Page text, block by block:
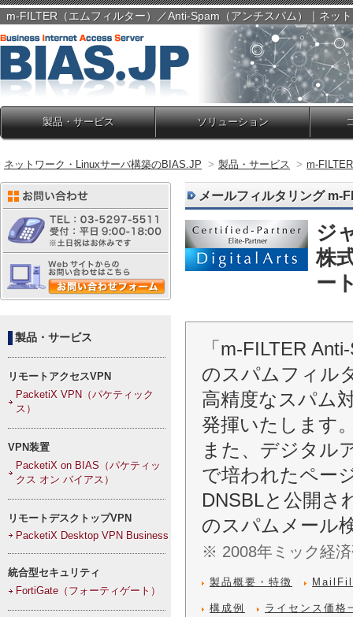
m-FILTER（エムフィルター）／Anti-Spam（アンチスパム）｜ネッ
製品・サービス ソリューション
ネットワーク・Linuxサーバ構築のBIAS.JP > 製品・サービス > m-
メールフィルタリング m-
ジ
株
ー
「m-FILTER
のスパムフィル
高精度なスパム
発揮いたします
また、デジタル
で培われたペー
DNSBLと公開さ
のスパムメール
※ 2008年ミック経
製品概要・特徴
構成例 ライセンス価格
製品・サービス
リモートアクセスVPN
PacketiX VPN（パケティック
ス）
VPN装置
PacketiX on BIAS（パケティッ
クス オン バイアス）
リモートデスクトップVPN
PacketiX Desktop VPN Business
統合型セキュリティ
FortiGate（フォーティゲート）